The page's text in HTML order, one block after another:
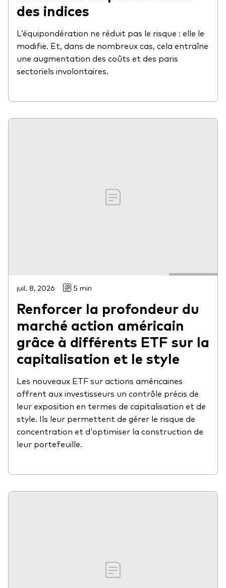
des indices
L’équipondération ne réduit pas le risque : elle le
modifie. Et, dans de nombreux cas, cela entraîne
une augmentation des coûts et des paris
sectoriels involontaires.
juil. 8, 2026 5 min
Renforcer la profondeur du
marché action américain
grâce à différents ETF sur la
capitalisation et le style
Les nouveaux ETF sur actions américaines
offrent aux investisseurs un contrôle précis de
leur exposition en termes de capitalisation et de
style. Ils leur permettent de gérer le risque de
concentration et d'optimiser la construction de
leur portefeuille.